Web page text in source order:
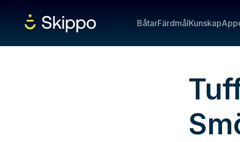
BåtarFärdmålKunskap